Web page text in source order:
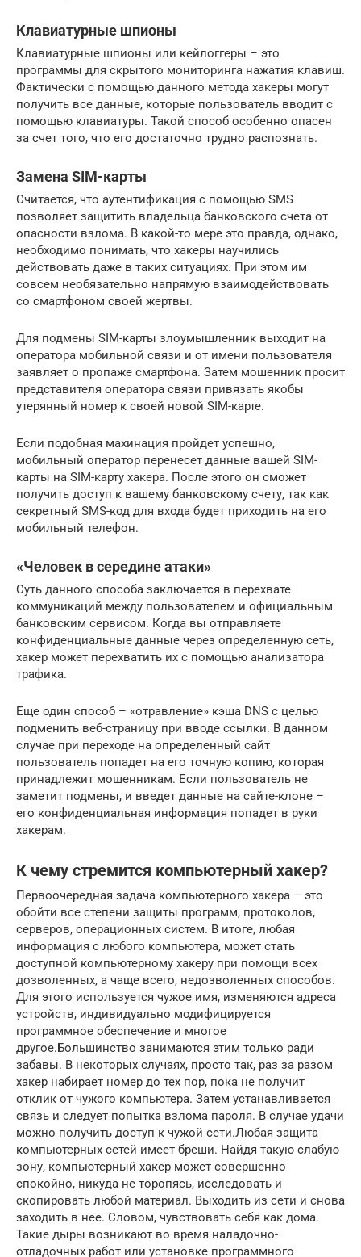
Клавиатурные шпионы
Клавиатурные шпионы или кейлоггеры – это
программы для скрытого мониторинга нажатия клавиш.
Фактически с помощью данного метода хакеры могут
получить все данные, которые пользователь вводит с
помощью клавиатуры. Такой способ особенно опасен
за счет того, что его достаточно трудно распознать.
Замена SIM-карты
Считается, что аутентификация с помощью SMS
позволяет защитить владельца банковского счета от
опасности взлома. В какой-то мере это правда, однако,
необходимо понимать, что хакеры научились
действовать даже в таких ситуациях. При этом им
совсем необязательно напрямую взаимодействовать
со смартфоном своей жертвы.
Для подмены SIM-карты злоумышленник выходит на
оператора мобильной связи и от имени пользователя
заявляет о пропаже смартфона. Затем мошенник просит
представителя оператора связи привязать якобы
утерянный номер к своей новой SIM-карте.
Если подобная махинация пройдет успешно,
мобильный оператор перенесет данные вашей SIM-
карты на SIM-карту хакера. После этого он сможет
получить доступ к вашему банковскому счету, так как
секретный SMS-код для входа будет приходить на его
мобильный телефон.
«Человек в середине атаки»
Суть данного способа заключается в перехвате
коммуникаций между пользователем и официальным
банковским сервисом. Когда вы отправляете
конфиденциальные данные через определенную сеть,
хакер может перехватить их с помощью анализатора
трафика.
Еще один способ – «отравление» кэша DNS с целью
подменить веб-страницу при вводе ссылки. В данном
случае при переходе на определенный сайт
пользователь попадет на его точную копию, которая
принадлежит мошенникам. Если пользователь не
заметит подмены, и введет данные на сайте-клоне –
его конфиденциальная информация попадет в руки
хакерам.
К чему стремится компьютерный хакер?
Первоочередная задача компьютерного хакера – это
обойти все степени защиты программ, протоколов,
серверов, операционных систем. В итоге, любая
информация с любого компьютера, может стать
доступной компьютерному хакеру при помощи всех
дозволенных, а чаще всего, недозволенных способов.
Для этого используется чужое имя, изменяются адреса
устройств, индивидуально модифицируется
программное обеспечение и многое
другое.Большинство занимаются этим только ради
забавы. В некоторых случаях, просто так, раз за разом
хакер набирает номер до тех пор, пока не получит
отклик от чужого компьютера. Затем устанавливается
связь и следует попытка взлома пароля. В случае удачи
можно получить доступ к чужой сети.Любая защита
компьютерных сетей имеет бреши. Найдя такую слабую
зону, компьютерный хакер может совершенно
спокойно, никуда не торопясь, исследовать и
скопировать любой материал. Выходить из сети и снова
заходить в нее. Словом, чувствовать себя как дома.
Такие дыры возникают во время наладочно-
отладочных работ или установке программного